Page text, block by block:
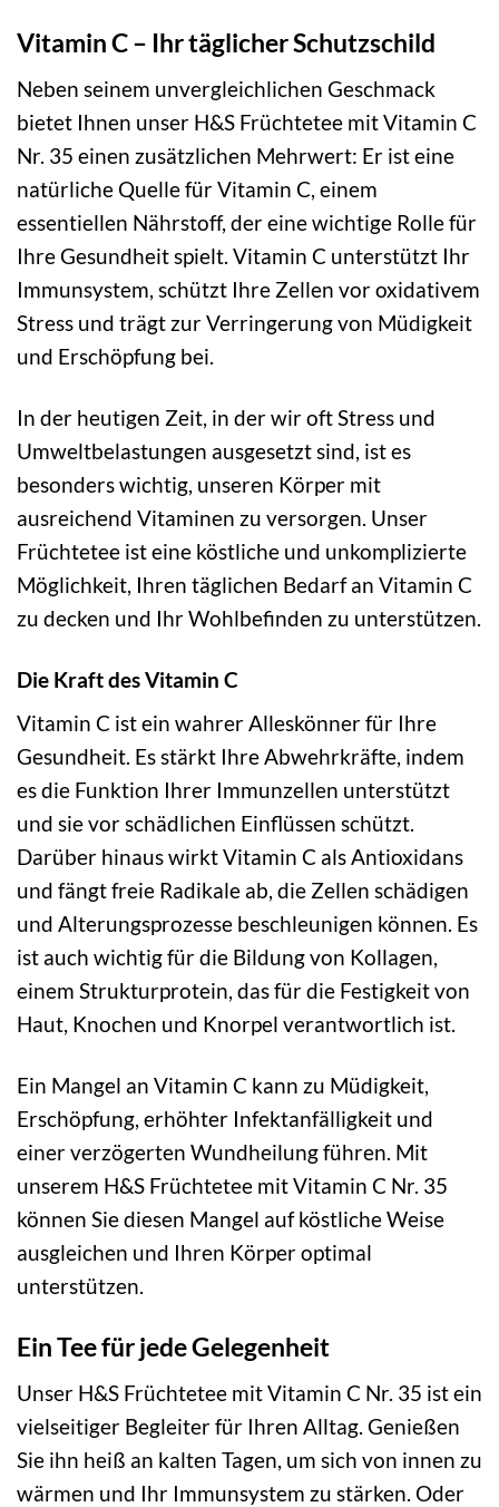
Vitamin C – Ihr täglicher Schutzschild
Neben seinem unvergleichlichen Geschmack
bietet Ihnen unser H&S Früchtetee mit Vitamin C
Nr. 35 einen zusätzlichen Mehrwert: Er ist eine
natürliche Quelle für Vitamin C, einem
essentiellen Nährstoff, der eine wichtige Rolle für
Ihre Gesundheit spielt. Vitamin C unterstützt Ihr
Immunsystem, schützt Ihre Zellen vor oxidativem
Stress und trägt zur Verringerung von Müdigkeit
und Erschöpfung bei.
In der heutigen Zeit, in der wir oft Stress und
Umweltbelastungen ausgesetzt sind, ist es
besonders wichtig, unseren Körper mit
ausreichend Vitaminen zu versorgen. Unser
Früchtetee ist eine köstliche und unkomplizierte
Möglichkeit, Ihren täglichen Bedarf an Vitamin C
zu decken und Ihr Wohlbefinden zu unterstützen.
Die Kraft des Vitamin C
Vitamin C ist ein wahrer Alleskönner für Ihre
Gesundheit. Es stärkt Ihre Abwehrkräfte, indem
es die Funktion Ihrer Immunzellen unterstützt
und sie vor schädlichen Einflüssen schützt.
Darüber hinaus wirkt Vitamin C als Antioxidans
und fängt freie Radikale ab, die Zellen schädigen
und Alterungsprozesse beschleunigen können. Es
ist auch wichtig für die Bildung von Kollagen,
einem Strukturprotein, das für die Festigkeit von
Haut, Knochen und Knorpel verantwortlich ist.
Ein Mangel an Vitamin C kann zu Müdigkeit,
Erschöpfung, erhöhter Infektanfälligkeit und
einer verzögerten Wundheilung führen. Mit
unserem H&S Früchtetee mit Vitamin C Nr. 35
können Sie diesen Mangel auf köstliche Weise
ausgleichen und Ihren Körper optimal
unterstützen.
Ein Tee für jede Gelegenheit
Unser H&S Früchtetee mit Vitamin C Nr. 35 ist ein
vielseitiger Begleiter für Ihren Alltag. Genießen
Sie ihn heiß an kalten Tagen, um sich von innen zu
wärmen und Ihr Immunsystem zu stärken. Oder